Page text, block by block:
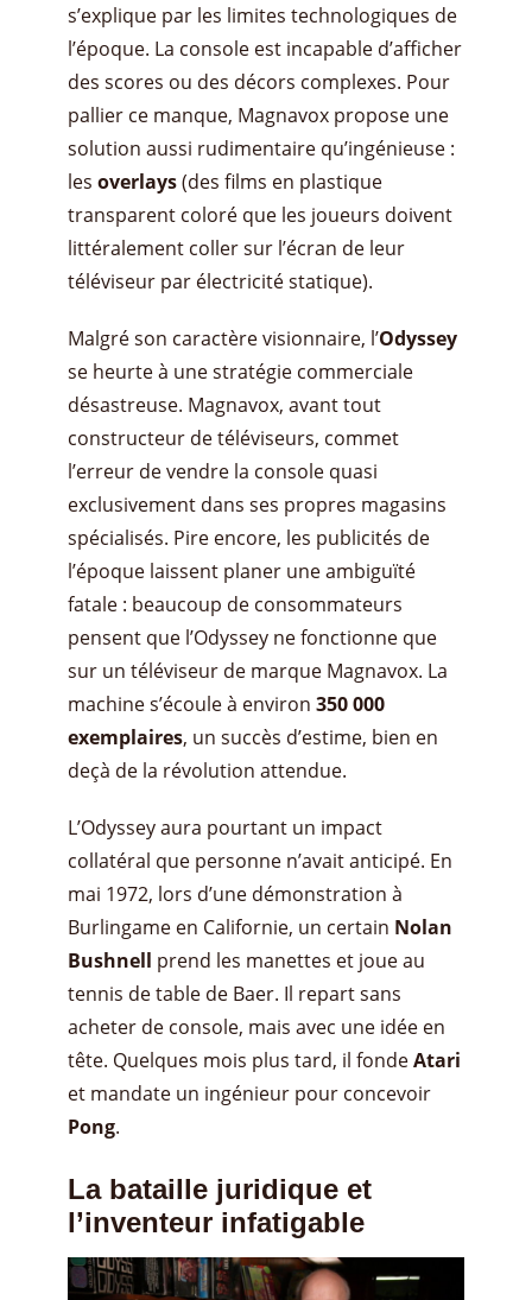
s’explique par les limites technologiques de
l’époque. La console est incapable d’afficher
des scores ou des décors complexes. Pour
pallier ce manque, Magnavox propose une
solution aussi rudimentaire qu’ingénieuse :
les overlays(des films en plastique
transparent coloré que les joueurs doivent
littéralement coller sur l’écran de leur
téléviseur par électricité statique).
Malgré son caractère visionnaire, l’Odyssey
se heurte à une stratégie commerciale
désastreuse. Magnavox, avant tout
constructeur de téléviseurs, commet
l’erreur de vendre la console quasi
exclusivement dans ses propres magasins
spécialisés. Pire encore, les publicités de
l’époque laissent planer une ambiguïté
fatale : beaucoup de consommateurs
pensent que l’Odyssey ne fonctionne que
sur un téléviseur de marque Magnavox. La
machine s’écoule à environ 350 000
exemplaires, un succès d’estime, bien en
deçà de la révolution attendue.
L’Odyssey aura pourtant un impact
collatéral que personne n’avait anticipé. En
mai 1972, lors d’une démonstration à
Burlingame en Californie, un certain Nolan
Bushnell prend les manettes et joue au
tennis de table de Baer. Il repart sans
acheter de console, mais avec une idée en
tête. Quelques mois plus tard, il fondeAtari
et mandate un ingénieur pour concevoir
Pong.
La bataille juridique et
l’inventeur infatigable